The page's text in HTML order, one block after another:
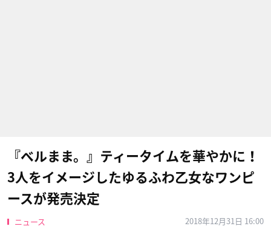
『ベルまま。』ティータイムを華やかに！
3人をイメージしたゆるふわ乙女なワンピ
ースが発売決定
ニュース
2018年12月31日 16:00